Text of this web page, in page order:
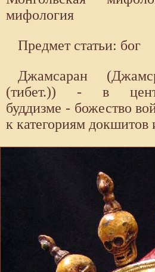
мифология
Предмет статьи: бог
Джамсаран
(тибет.)) - в
буддизме - божество
к категориям